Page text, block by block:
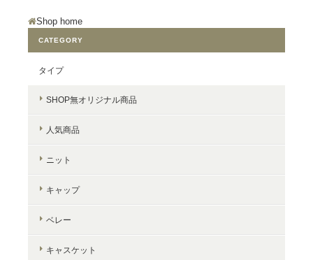
Shop home
CATEGORY
タイプ
SHOP無オリジナル商品
人気商品
ニット
キャップ
ベレー
キャスケット